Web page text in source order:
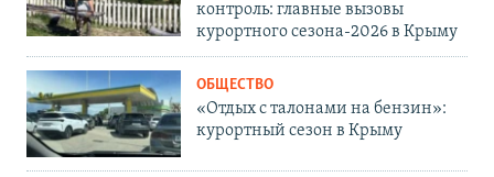
контроль: главные вызовы
курортного сезона-2026 в Крыму
ОБЩЕСТВО
«Отдых с талонами на бензин»:
курортный сезон в Крыму